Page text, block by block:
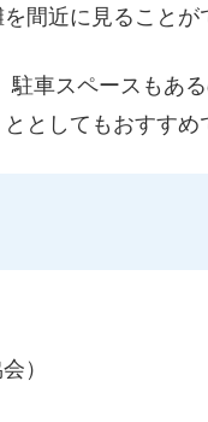
間近に見ることが
車スペースもあ
としてもおすすめ
）